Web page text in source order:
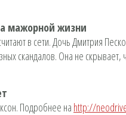
мажорной жизни
в сети. Дочь Дмитрия
скандалов. Она не скрывает,
Подробнее на http://